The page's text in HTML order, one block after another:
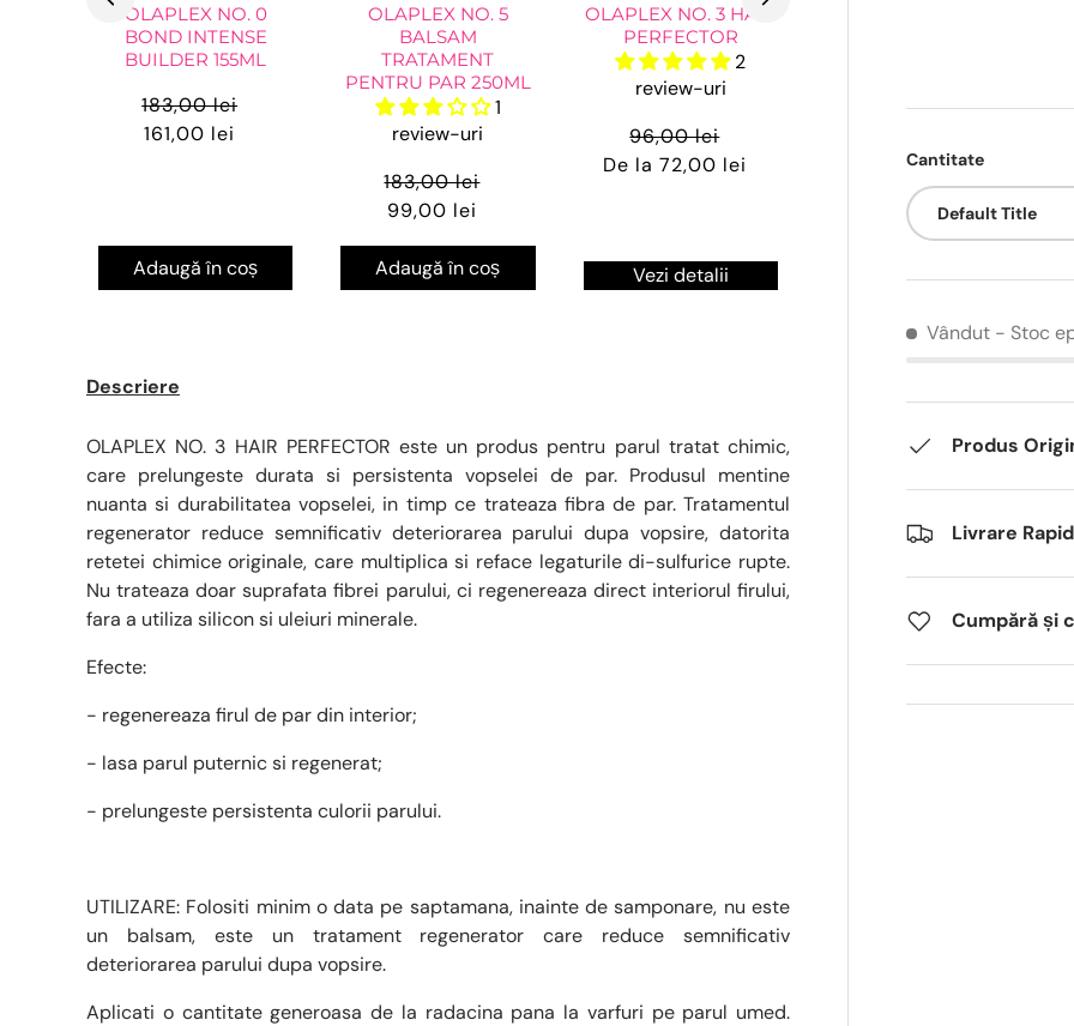
Cantitate
Default Title
Vândut - Stoc
Produs
Livrare
Cumpără și
OLAPLEX NO. 0
BOND INTENSE
BUILDER 155ML
183,00 lei
161,00 lei
Adaugă în coș
OLAPLEX NO. 5
BALSAM
TRATAMENT
PENTRU PAR 250ML
1
review-uri
183,00 lei
99,00 lei
Adaugă în coș
OLAPLEX NO. 3 HAIR
PERFECTOR
2
review-uri
96,00 lei
De la 72,00 lei
Vezi detalii
Descriere
OLAPLEX NO. 3 HAIR PERFECTOR este un produs pentru parul tratat chimic,
care prelungeste durata si persistenta vopselei de par. Produsul mentine
nuanta si durabilitatea vopselei, in timp ce trateaza fibra de par. Tratamentul
regenerator reduce semnificativ deteriorarea parului dupa vopsire, datorita
retetei chimice originale, care multiplica si reface legaturile di-sulfurice rupte.
Nu trateaza doar suprafata fibrei parului, ci regenereaza direct interiorul firului,
fara a utiliza silicon si uleiuri minerale.
Efecte:
- regenereaza firul de par din interior;
- lasa parul puternic si regenerat;
- prelungeste persistenta culorii parului.
UTILIZARE: Folositi minim o data pe saptamana, inainte de samponare, nu este
un balsam, este un tratament regenerator care reduce semnificativ
deteriorarea parului dupa vopsire.
Aplicati o cantitate generoasa de la radacina pana la varfuri pe parul umed.